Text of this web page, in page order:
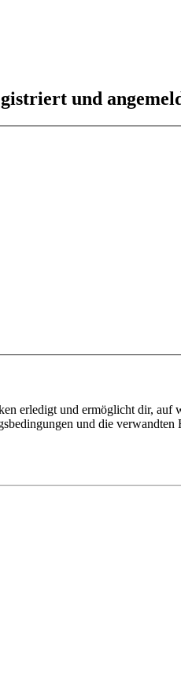
und
erledigt und ermöglicht dir,
und die